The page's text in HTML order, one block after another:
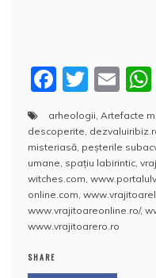
F
a
c
e
b
o
o
T
w
itt
er
E
m
ai
l
arheologii, Artefacte
descoperite,
misteriasă, peşterile
umane, spaţiu labirintic,
witches.com,
online.com,
www.vrajitoareonline.ro/,
www.vrajitoarero.ro
SHARE